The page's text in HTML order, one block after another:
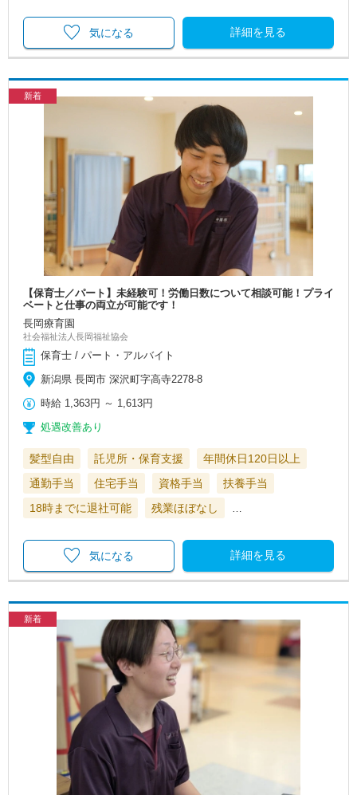
詳細を見る
気になる
新着
【保育士／パート】未経験可！労働日数について相談可能！プライ
ベートと仕事の両立が可能です！
長岡療育園
社会福祉法人長岡福祉協会
保育士 / パート・アルバイト
新潟県 長岡市 深沢町字高寺2278-8
時給 1,363円 ～ 1,613円
処遇改善あり
髪型自由 託児所・保育支援
年間休日120日以上
通勤手当
住宅手当 資格手当
扶養手当
18時までに退社可能
残業ほぼなし …
詳細を見る
気になる
新着